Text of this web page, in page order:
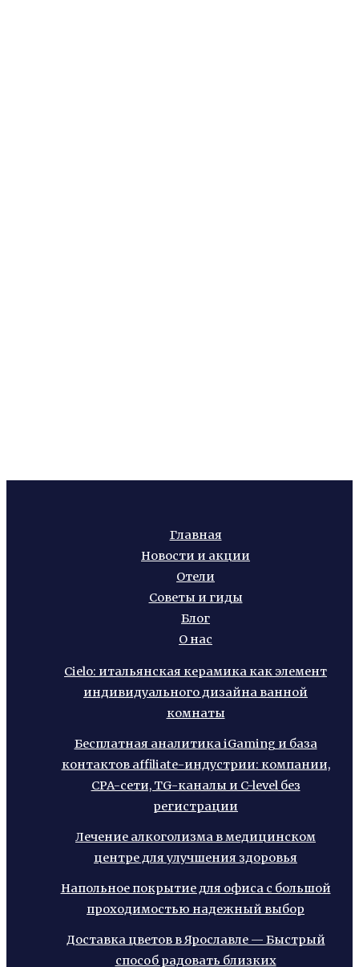
Главная
Новости и акции
Отели
Советы и гиды
Блог
О нас
Cielo: итальянская керамика как элемент
индивидуального дизайна ванной
комнаты
Бесплатная аналитика iGaming и база
контактов affiliate-индустрии: компании,
CPA-сети, TG-каналы и C-level без
регистрации
Лечение алкоголизма в медицинском
центре для улучшения здоровья
Напольное покрытие для офиса с большой
проходимостью надежный выбор
Доставка цветов в Ярославле — Быстрый
способ радовать близких